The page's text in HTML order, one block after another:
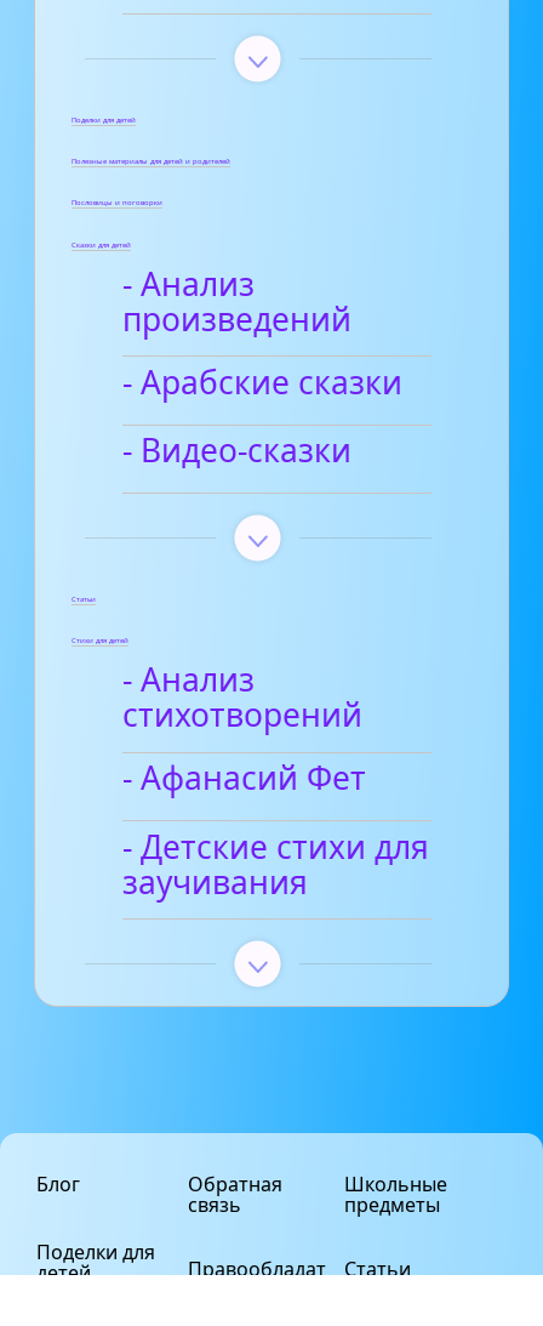
Поделки для детей
Полезные материалы для детей и родителей
Пословицы и поговорки
Сказки для детей
- Анализ
произведений
- Арабские сказки
- Видео-сказки
Статьи
Стихи для детей
- Анализ
стихотворений
- Афанасий Фет
- Детские стихи для
заучивания
Блог
Поделки для
детей
Обратная
связь
Правообладат
Школьные
предметы
Статьи